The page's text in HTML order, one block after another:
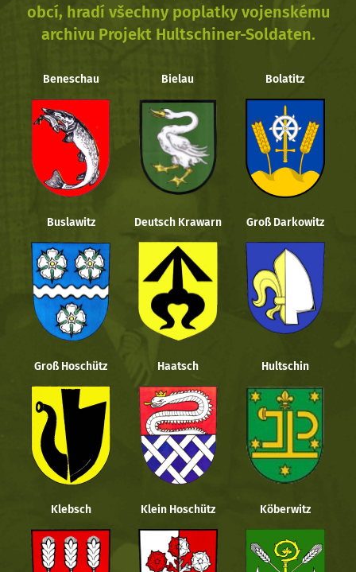
obcí, hradí všechny poplatky vojenskému
archivu Projekt Hultschiner-Soldaten.
Beneschau Bielau Bolatitz
Buslawitz Deutsch Krawarn Groß Darkowitz
Groß Hoschütz Haatsch Hultschin
Klebsch Klein Hoschütz Köberwitz